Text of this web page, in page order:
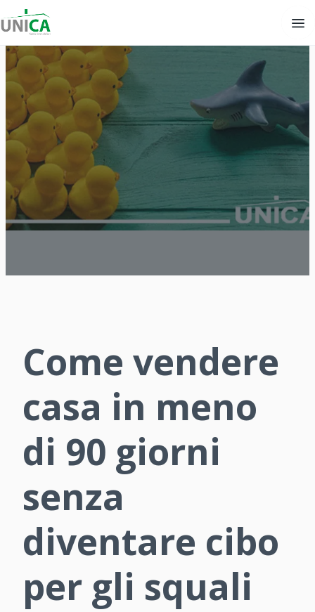
Come vendere
casa in meno
di 90 giorni
senza
diventare cibo
per gli squali